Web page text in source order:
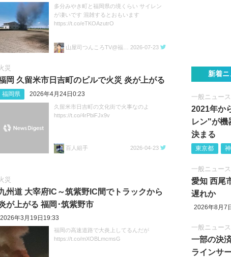
多分みやき町と福岡県の境くらい サイレン
が凄いです 混雑するとおもいます
https://t.co/eTKOAzutrO
山屋司つんころTV@福岡田舎YouTuber 2026-07-23
災
岡 久留米市日吉町のビルで火災 炎が上がる
福岡県 2026年4月24日0:23
久留米市日吉町の文化街で火事なのよ
https://t.co/4rPbiFJx9v
百人組手 2026-04-23
災
州道 大宰府IC～筑紫野IC間でトラックから
が上がる 福岡･筑紫野市
2026年3月19日19:33
福岡の高速道路で大炎上してるんだが
https://t.co/mXOBLmcmsG
新着
一般ニュース
2021年か
レン"が機
決まる
東京都
一般ニュース
愛知 西尾
遅れか
2026年8月7
一般ニュース
一部の決
ラインサ